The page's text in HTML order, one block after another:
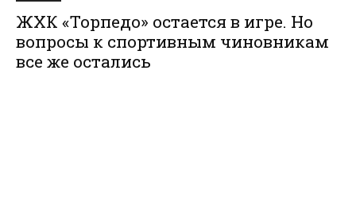
ЖХК «Торпедо» остается в игре. Но
вопросы к спортивным чиновникам
все же остались